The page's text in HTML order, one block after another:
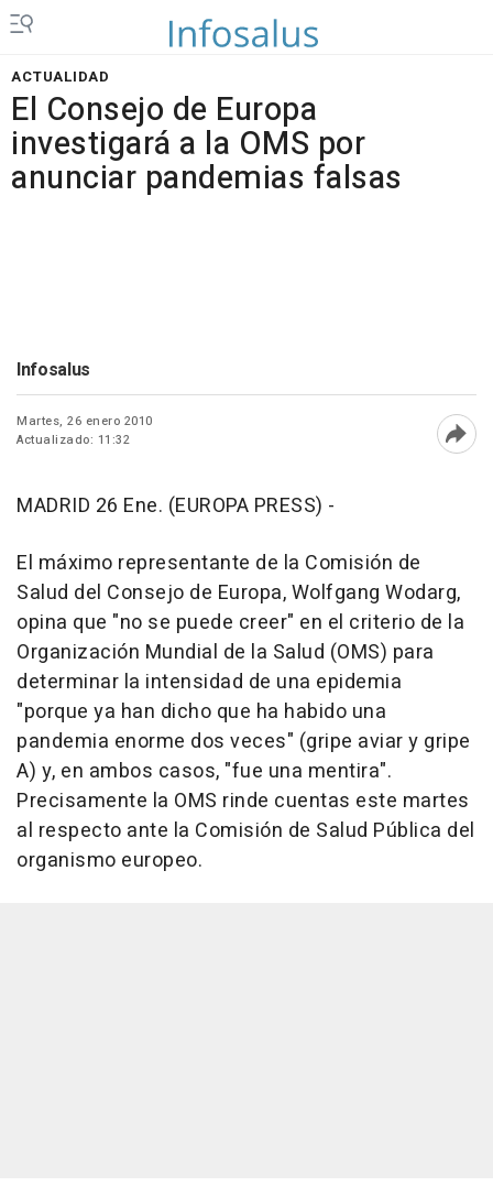
ACTUALIDAD
El Consejo de Europa
investigará a la OMS por
anunciar pandemias falsas
Infosalus
Martes, 26 enero 2010
Actualizado: 11:32
MADRID 26 Ene. (EUROPA PRESS) -
El máximo representante de la Comisión de
Salud del Consejo de Europa, Wolfgang Wodarg,
opina que "no se puede creer" en el criterio de la
Organización Mundial de la Salud (OMS) para
determinar la intensidad de una epidemia
"porque ya han dicho que ha habido una
pandemia enorme dos veces" (gripe aviar y gripe
A) y, en ambos casos, "fue una mentira".
Precisamente la OMS rinde cuentas este martes
al respecto ante la Comisión de Salud Pública del
organismo europeo.